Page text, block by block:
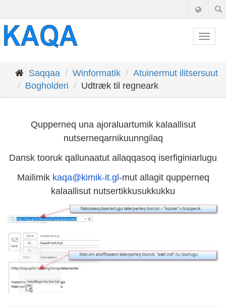
Saqqaa Winformatik
Atuinermut ilitsersuut
Bogholderi
Udtræk til regneark
Qupperneq una ajoraluartumik kalaallisut
nutserneqarnikuunngilaq
Dansk tooruk qallunaatut allaqqasoq iserfiginiarlugu
Mailimik kaqa@kimik-it.gl -mut allagit qupperneq
kalaallisut nutsertikkusukkukku